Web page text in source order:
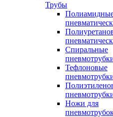
Трубы
Спиральные
Тефлоновые
Ножи для